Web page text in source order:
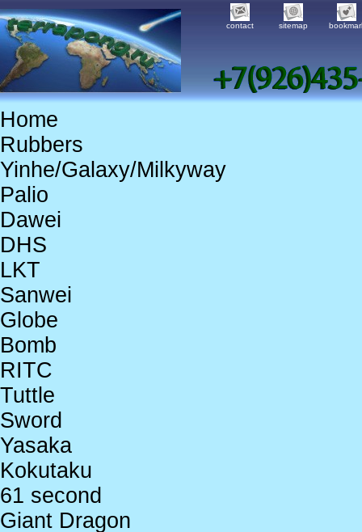
contact sitemap
Home
Rubbers
Yinhe/Galaxy/Milkyway
Palio
Dawei
DHS
LKT
Sanwei
Globe
Bomb
RITC
Tuttle
Sword
Yasaka
Kokutaku
61 second
Giant Dragon